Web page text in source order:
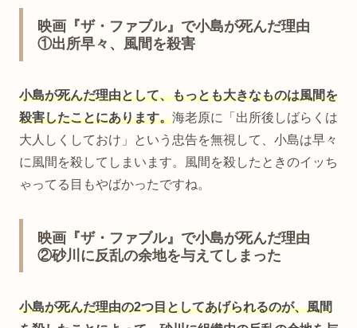
映画『ザ・ファブル』で小島が死んだ理由
①出所早々、風間を殺害
小島が死んだ理由として、もっとも大きなものは風間を
殺害したことにあります。海老原に「出所後しばらくは
大人しくしておけ」という忠告を無視して、小島は早々
に風間を殺してしまいます。風間を殺したときのイッち
ゃってる目もやばかったですね。
映画『ザ・ファブル』で小島が死んだ理由
②砂川に反乱の余地を与えてしまった
小島が死んだ理由の2つ目としてあげられるのが、風間